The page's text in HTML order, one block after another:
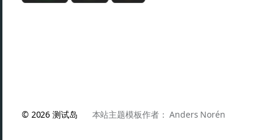
© 2026测试岛 本站主题模板作者：Anders Norén